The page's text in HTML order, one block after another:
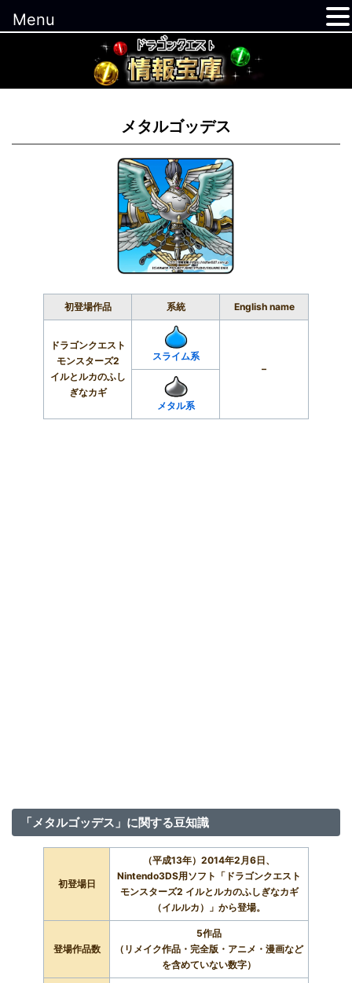
メタルゴッデス
初登場作品 系統 English name
ドラゴンクエスト
モンスターズ2
イルとルカのふし
ぎなカギ
スライム系
–
メタル系
「メタルゴッデス」に関する豆知識
初登場日
（平成13年）2014年2月6日、
Nintendo3DS用ソフト「ドラゴンクエスト
モンスターズ2 イルとルカのふしぎなカギ
（イルルカ）」から登場。
登場作品数
5作品
（リメイク作品・完全版・アニメ・漫画など
を含めていない数字）
Menu